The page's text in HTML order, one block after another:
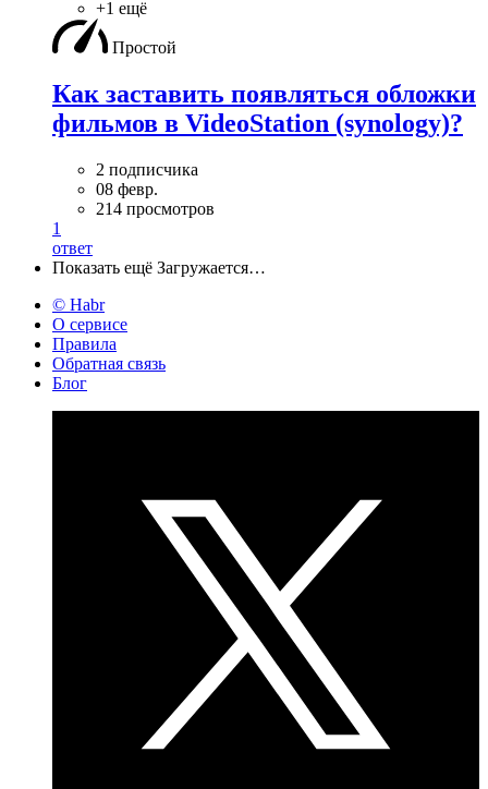
+1 ещё
Простой
Как заставить появляться обложки
фильмов в VideoStation (synology)?
2 подписчика
08 февр.
214 просмотров
1
ответ
Показать ещё Загружается…
© Habr
О сервисе
Правила
Обратная связь
Блог